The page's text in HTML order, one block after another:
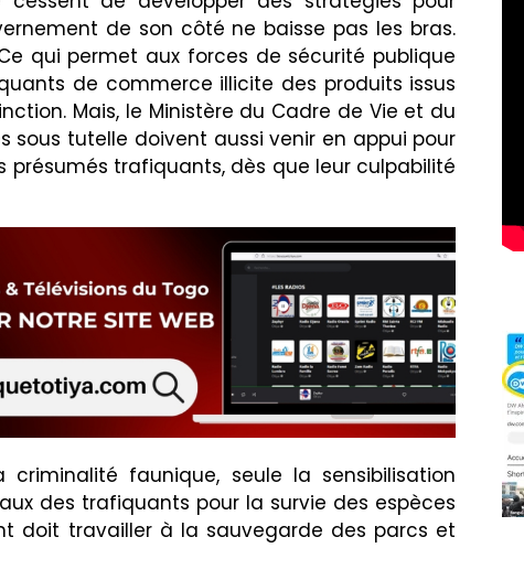
de son côté ne baisse pas les bras.
qui permet aux forces de sécurité publique
de commerce illicite des produits issus
Mais, le Ministère du Cadre de Vie et du
sous tutelle doivent aussi venir en appui pour
trafiquants, dès que leur culpabilité
faunique, seule la sensibilisation
des trafiquants pour la survie des espèces
doit travailler à la sauvegarde des parcs et